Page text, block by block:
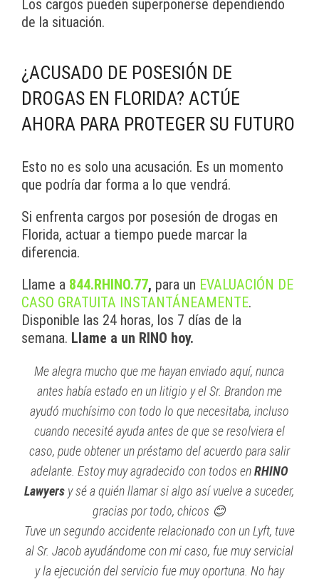
Los cargos pueden superponerse dependiendo
de la situación.
¿ACUSADO DE POSESIÓN DE
DROGAS EN FLORIDA? ACTÚE
AHORA PARA PROTEGER SU FUTURO
Esto no es solo una acusación. Es un momento
que podría dar forma a lo que vendrá.
Si enfrenta cargos por posesión de drogas en
Florida, actuar a tiempo puede marcar la
diferencia.
Llame a 844.RHINO.77, para un EVALUACIÓN DE
CASO GRATUITA INSTANTÁNEAMENTE.
Disponible las 24 horas, los 7 días de la
semana. Llame a un RINO hoy.
Me alegra mucho que me hayan enviado aquí, nunca
antes había estado en un litigio y el Sr. Brandon me
ayudó muchísimo con todo lo que necesitaba, incluso
cuando necesité ayuda antes de que se resolviera el
caso, pude obtener un préstamo del acuerdo para salir
adelante. Estoy muy agradecido con todos enRHINO
Lawyers y sé a quién llamar si algo así vuelve a suceder,
gracias por todo, chicos 😊
Tuve un segundo accidente relacionado con un Lyft, tuve
al Sr. Jacob ayudándome con mi caso, fue muy servicial
y la ejecución del servicio fue muy oportuna. No hay